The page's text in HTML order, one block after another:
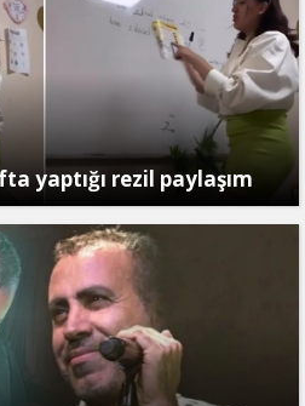
yaptığı rezil paylaşım